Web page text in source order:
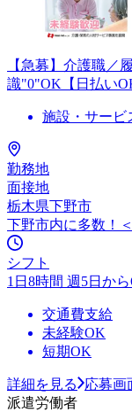
【急募】介護職／
識"0"OK【日払い
施設・サービ
勤務地
面接地
栃木県下野市
下野市内に多数！
シフト
1日8時間 週5日か
交通費支給
未経験OK
短期OK
詳細を見る
応募画
派遣労働者